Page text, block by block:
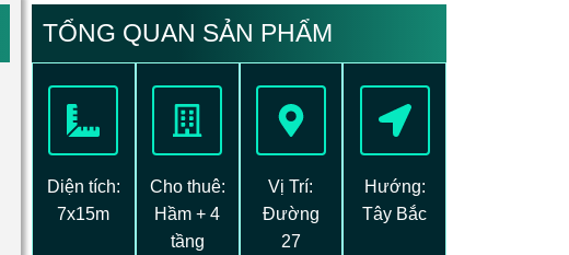
TỔNG QUAN SẢN PHẨM
Diện tích:
7x15m
Cho thuê:
Hầm + 4
tầng
Vị Trí:
Đường
27
Hướng:
Tây Bắc